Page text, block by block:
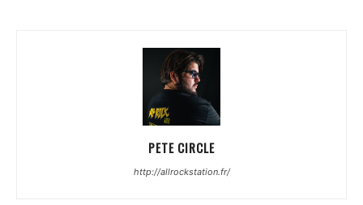
PETE CIRCLE
http://allrockstation.fr/